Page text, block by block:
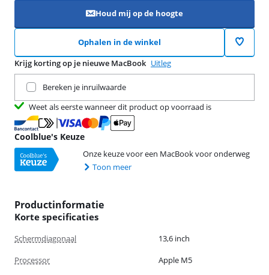
Houd mij op de hoogte
Ophalen in de winkel
Krijg korting op je nieuwe MacBook Uitleg
Bereken je inruilwaarde
Weet als eerste wanneer dit product op voorraad is
Coolblue's Keuze
Onze keuze voor een MacBook voor onderweg
Toon meer
Productinformatie
Korte specificaties
Schermdiagonaal
13,6 inch
Processor
Apple M5